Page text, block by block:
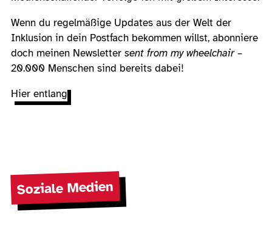
Wenn du regelmäßige Updates aus der Welt der
Inklusion in dein Postfach bekommen willst, abonniere
doch meinen Newsletter sent from my wheelchair–
20.000 Menschen sind bereits dabei!
Hier entlang
Soziale Medien